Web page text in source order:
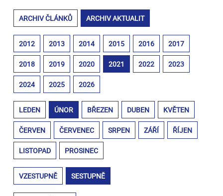
ARCHIV ČLÁNKŮ ARCHIV AKTUALIT
2012 2013 2014 2015 2016 2017
2018 2019 2020 2021 2022 2023
2024 2025 2026
LEDEN ÚNOR BŘEZEN DUBEN KVĚTEN
ČERVEN ČERVENEC SRPEN ZÁŘÍ ŘÍJEN
LISTOPAD PROSINEC
VZESTUPNĚ SESTUPNĚ